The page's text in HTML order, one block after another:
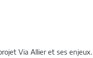
Via Allier et ses